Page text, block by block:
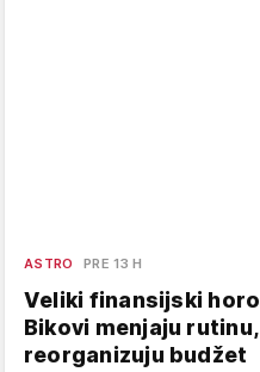
ASTRO PRE 13 H
Veliki finansijski
Bikovi menjaju
reorganizuju budžet